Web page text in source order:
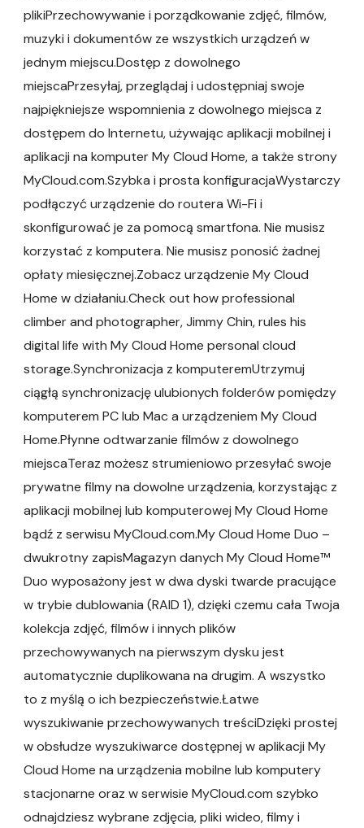
plikiPrzechowywanie i porządkowanie zdjęć, filmów,
muzyki i dokumentów ze wszystkich urządzeń w
jednym miejscu.Dostęp z dowolnego
miejscaPrzesyłaj, przeglądaj i udostępniaj swoje
najpiękniejsze wspomnienia z dowolnego miejsca z
dostępem do Internetu, używając aplikacji mobilnej i
aplikacji na komputer My Cloud Home, a także strony
MyCloud.com.Szybka i prosta konfiguracjaWystarczy
podłączyć urządzenie do routera Wi-Fi i
skonfigurować je za pomocą smartfona. Nie musisz
korzystać z komputera. Nie musisz ponosić żadnej
opłaty miesięcznej.Zobacz urządzenie My Cloud
Home w działaniu.Check out how professional
climber and photographer, Jimmy Chin, rules his
digital life with My Cloud Home personal cloud
storage.Synchronizacja z komputeremUtrzymuj
ciągłą synchronizację ulubionych folderów pomiędzy
komputerem PC lub Mac a urządzeniem My Cloud
Home.Płynne odtwarzanie filmów z dowolnego
miejscaTeraz możesz strumieniowo przesyłać swoje
prywatne filmy na dowolne urządzenia, korzystając z
aplikacji mobilnej lub komputerowej My Cloud Home
bądź z serwisu MyCloud.com.My Cloud Home Duo –
dwukrotny zapisMagazyn danych My Cloud Home™
Duo wyposażony jest w dwa dyski twarde pracujące
w trybie dublowania (RAID 1), dzięki czemu cała Twoja
kolekcja zdjęć, filmów i innych plików
przechowywanych na pierwszym dysku jest
automatycznie duplikowana na drugim. A wszystko
to z myślą o ich bezpieczeństwie.Łatwe
wyszukiwanie przechowywanych treściDzięki prostej
w obsłudze wyszukiwarce dostępnej w aplikacji My
Cloud Home na urządzenia mobilne lub komputery
stacjonarne oraz w serwisie MyCloud.com szybko
odnajdziesz wybrane zdjęcia, pliki wideo, filmy i